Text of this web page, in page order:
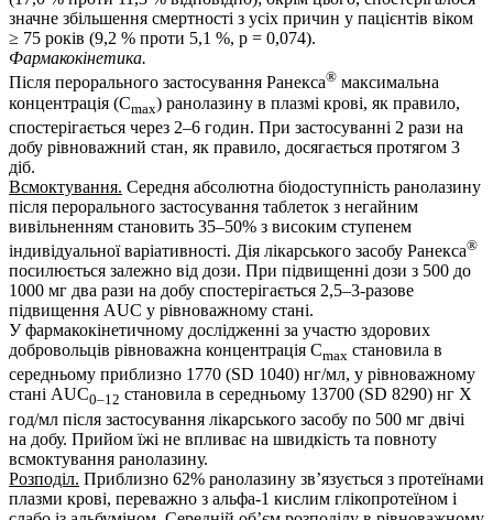
значне збільшення смертності з усіх причин у пацієнтів віком
≥ 75 років (9,2 % проти 5,1 %, р = 0,074).
Фармакокінетика.
Після перорального застосування Ранекса® максимальна
концентрація (Сmax) ранолазину в плазмі крові, як правило,
спостерігається через 2–6 годин. При застосуванні 2 рази на
добу рівноважний стан, як правило, досягається протягом 3
діб.
Всмоктування. Середня абсолютна біодоступність ранолазину
після перорального застосування таблеток з негайним
вивільненням становить 35–50% з високим ступенем
індивідуальної варіативності. Дія лікарського засобу Ранекса®
посилюється залежно від дози. При підвищенні дози з 500 до
1000 мг два рази на добу спостерігається 2,5–3-разове
підвищення AUC у рівноважному стані.
У фармакокінетичному дослідженні за участю здорових
добровольців рівноважна концентрація Сmax становила в
середньому приблизно 1770 (SD 1040) нг/мл, у рівноважному
стані AUC0–12 становила в середньому 13700 (SD 8290) нг X
год/мл після застосування лікарського засобу по 500 мг двічі
на добу. Прийом їжі не впливає на швидкість та повноту
всмоктування ранолазину.
Розподіл. Приблизно 62% ранолазину зв’язується з протеїнами
плазми крові, переважно з альфа-1 кислим глікопротеїном і